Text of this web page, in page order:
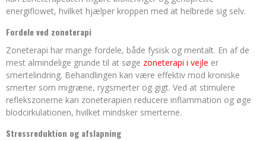
energiflowet, hvilket hjælper kroppen med at helbrede sig selv.
Fordele ved zoneterapi
Zoneterapi har mange fordele, både fysisk og mentalt. En af de
mest almindelige grunde til at søge zoneterapi i vejle er
smertelindring. Behandlingen kan være effektiv mod kroniske
smerter som migræne, rygsmerter og gigt. Ved at stimulere
reflekszonerne kan zoneterapien reducere inflammation og øge
blodcirkulationen, hvilket mindsker smerterne.
Stressreduktion og afslapning